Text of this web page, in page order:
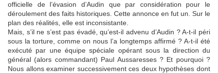
officielle de l’évasion d’Audin que par considération pour le
déroulement des faits historiques. Cette annonce en fut un. Sur le
plan des réalités, elle est inconsistante.
Mais, s’il ne s’est pas évadé, qu’est-il advenu d’Audin ? A-t-il péri
sous la torture, comme on nous l’a longtemps affirmé ? A-t-il été
exécuté par une équipe spéciale opérant sous la direction du
général (alors commandant) Paul Aussaresses ? Et pourquoi ?
Nous allons examiner successivement ces deux hypothèses dont